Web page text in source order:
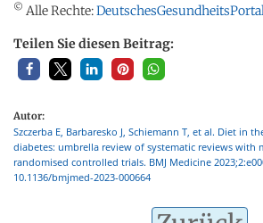
© Alle Rechte:
Teilen Sie diesen Beitrag:
Autor:
Szczerba E, Barbaresko J, Schiemann T, et al. Diet in
diabetes: umbrella review of systematic reviews with
randomised controlled trials. BMJ Medicine
10.1136/bmjmed-2023-000664